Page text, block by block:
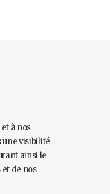
à nos
visibilité
ainsi le
de nos